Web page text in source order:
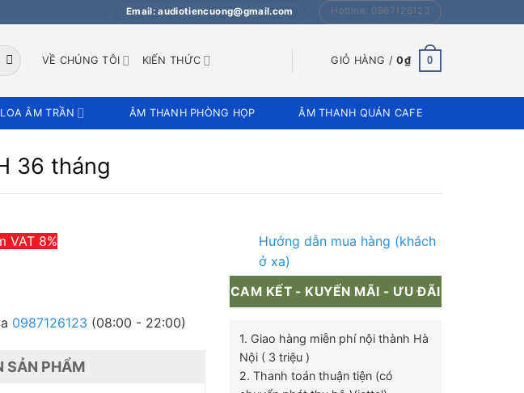
Email: audiotiencuong@gmail.com Hotline: 0987126123
VỀ CHÚNG TÔI KIẾN THỨC GIỎ HÀNG /0₫ 0
LOA ÂM TRẦN ÂM THANH PHÒNG HỌP ÂM THANH QUÁN CAFE
36 tháng
VAT 8%
0987126123 (08:00 - 22:00)
SẢN PHẨM
Hướng dẫn mua hàng (khách
ở xa)
CAM KẾT - KUYẾN MÃI - ƯU ĐÃI
1. Giao hàng miễn phí nội thành Hà
Nội ( 3 triệu )
2. Thanh toán thuận tiện (có